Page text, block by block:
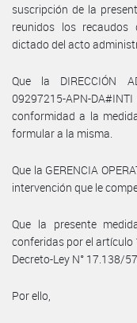
suscripción de la
reunidos los recaudos
dictado del acto
Que la DIRECCIÓN
09297215-APN-
conformidad a la
formular a la misma.
Que la GERENCIA
intervención que le
Que la presente
conferidas por el artículo
Decreto-Ley N° 17.138/
Por ello,